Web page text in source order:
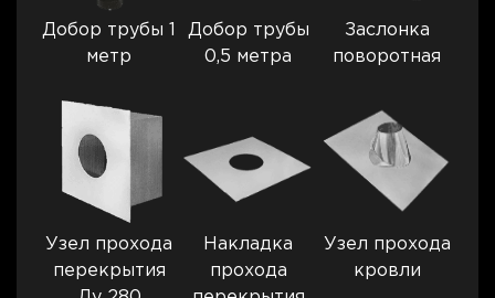
Добор трубы 1
метр
Добор трубы
0,5 метра
Заслонка
поворотная
Узел прохода
перекрытия
Накладка
прохода
Узел прохода
кровли